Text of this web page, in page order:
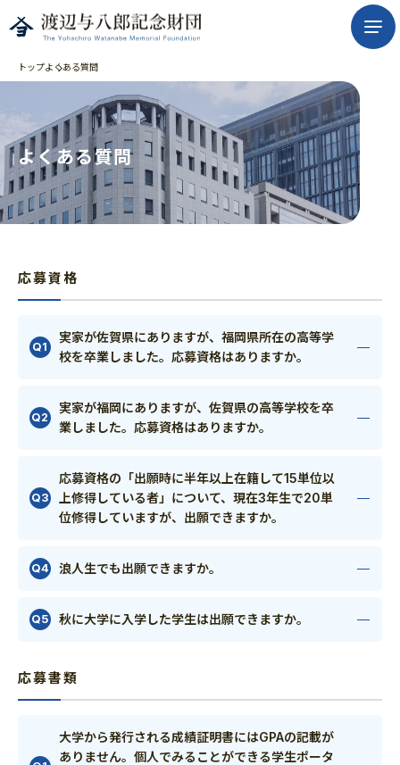
トップよくある質問
よくある質問
応募資格
実家が佐賀県にありますが、福岡県所在の高等学
校を卒業しました。応募資格はありますか。
実家が福岡にありますが、佐賀県の高等学校を卒
業しました。応募資格はありますか。
応募資格の「出願時に半年以上在籍して15単位以
上修得している者」について、現在3年生で20単
位修得していますが、出願できますか。
浪人生でも出願できますか。
秋に大学に入学した学生は出願できますか。
応募書類
大学から発行される成績証明書にはGPAの記載が
ありません。個人でみることができる学生ポータ